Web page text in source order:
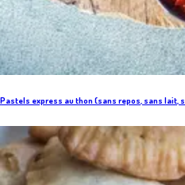
Pastels express au thon (sans repos, sans lait,